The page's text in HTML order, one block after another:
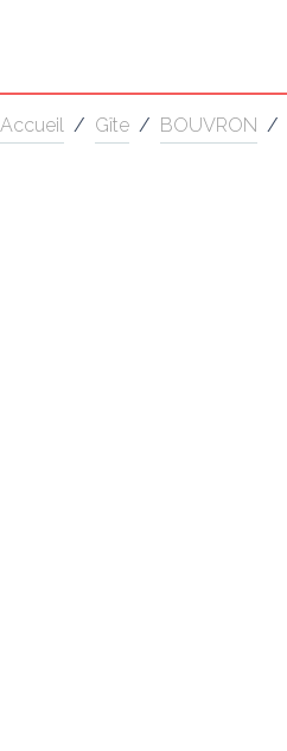
Accueil / Gîte / BOUVRON /